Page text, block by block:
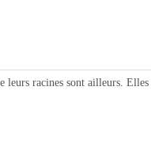
racines sont ailleurs. Elles